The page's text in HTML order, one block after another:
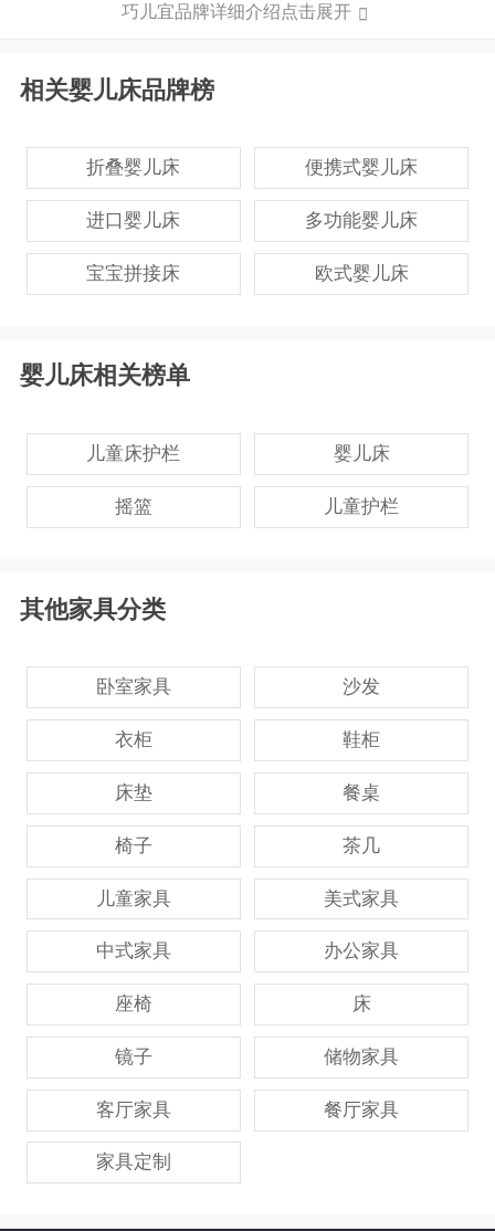
巧儿宜品牌详细介绍点击展开
相关婴儿床品牌榜
折叠婴儿床 便携式婴儿床
进口婴儿床 多功能婴儿床
宝宝拼接床 欧式婴儿床
婴儿床相关榜单
儿童床护栏 婴儿床
摇篮 儿童护栏
其他家具分类
卧室家具 沙发
衣柜 鞋柜
床垫 餐桌
椅子 茶几
儿童家具 美式家具
中式家具 办公家具
座椅 床
镜子 储物家具
客厅家具 餐厅家具
家具定制